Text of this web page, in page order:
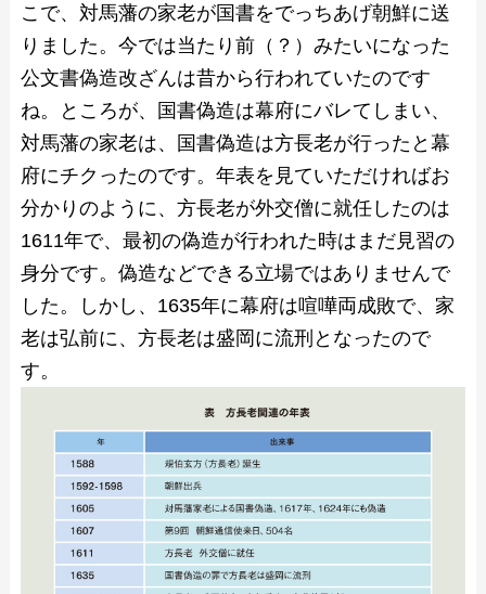
こで、対馬藩の家老が国書をでっちあげ朝鮮に送
りました。今では当たり前（？）みたいになった
公文書偽造改ざんは昔から行われていたのです
ね。ところが、国書偽造は幕府にバレてしまい、
対馬藩の家老は、国書偽造は方長老が行ったと幕
府にチクったのです。年表を見ていただければお
分かりのように、方長老が外交僧に就任したのは
1611年で、最初の偽造が行われた時はまだ見習の
身分です。偽造などできる立場ではありませんで
した。しかし、1635年に幕府は喧嘩両成敗で、家
老は弘前に、方長老は盛岡に流刑となったので
す。